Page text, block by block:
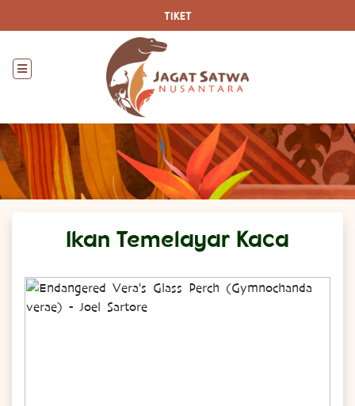
TIKET
Ikan Temelayar Kaca